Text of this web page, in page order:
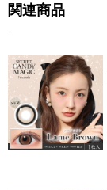
関連商品